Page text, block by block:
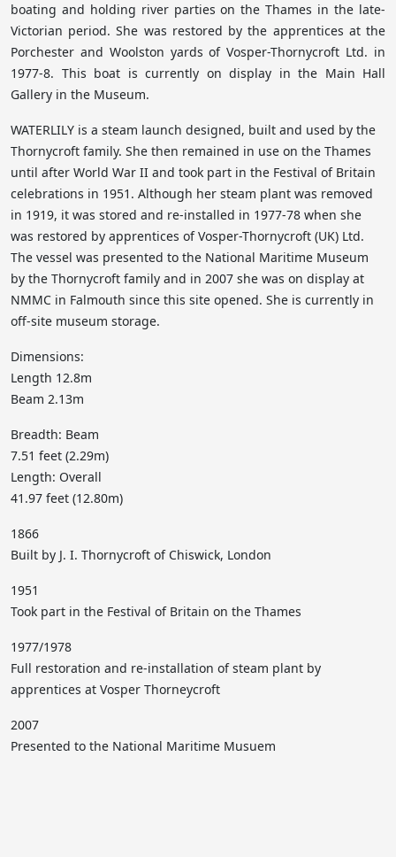
boating and holding river parties on the Thames in the late-
Victorian period. She was restored by the apprentices at the
Porchester and Woolston yards of Vosper-Thornycroft Ltd. in
1977-8. This boat is currently on display in the Main Hall
Gallery in the Museum.
WATERLILY is a steam launch designed, built and used by the
Thornycroft family. She then remained in use on the Thames
until after World War II and took part in the Festival of Britain
celebrations in 1951. Although her steam plant was removed
in 1919, it was stored and re-installed in 1977-78 when she
was restored by apprentices of Vosper-Thornycroft (UK) Ltd.
The vessel was presented to the National Maritime Museum
by the Thornycroft family and in 2007 she was on display at
NMMC in Falmouth since this site opened. She is currently in
off-site museum storage.
Dimensions:
Length 12.8m
Beam 2.13m
Breadth: Beam
7.51 feet (2.29m)
Length: Overall
41.97 feet (12.80m)
1866
Built by J. I. Thornycroft of Chiswick, London
1951
Took part in the Festival of Britain on the Thames
1977/1978
Full restoration and re-installation of steam plant by
apprentices at Vosper Thorneycroft
2007
Presented to the National Maritime Musuem